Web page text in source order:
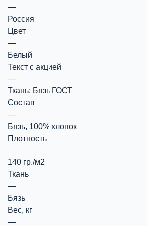
—
Россия
Цвет
—
Белый
Текст с акцией
—
Ткань: Бязь ГОСТ
Состав
—
Бязь, 100% хлопок
Плотность
—
140 гр./м2
Ткань
—
Бязь
Вес, кг
—